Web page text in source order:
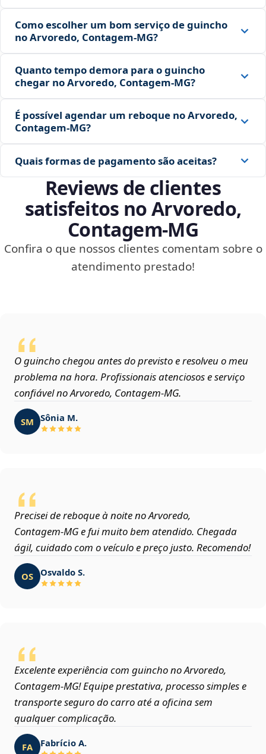
Como escolher um bom serviço de guincho
no Arvoredo, Contagem‑MG?
Quanto tempo demora para o guincho
chegar no Arvoredo, Contagem‑MG?
É possível agendar um reboque no Arvoredo,
Contagem‑MG?
Quais formas de pagamento são aceitas?
Reviews de clientes
satisfeitos no Arvoredo,
Contagem‑MG
Confira o que nossos clientes comentam sobre o
atendimento prestado!
O guincho chegou antes do previsto e resolveu o meu
problema na hora. Profissionais atenciosos e serviço
confiável no Arvoredo, Contagem‑MG.
SM Sônia M.
Precisei de reboque à noite no Arvoredo,
Contagem‑MG e fui muito bem atendido. Chegada
ágil, cuidado com o veículo e preço justo. Recomendo!
OS Osvaldo S.
Excelente experiência com guincho no Arvoredo,
Contagem‑MG! Equipe prestativa, processo simples e
transporte seguro do carro até a oficina sem
qualquer complicação.
FA Fabrício A.